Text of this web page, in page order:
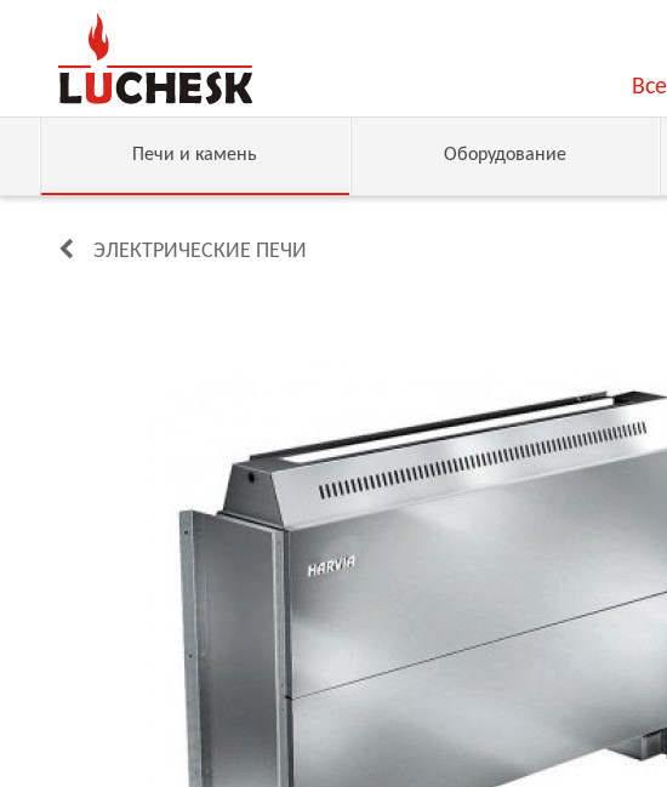
Печи и камень Оборудование
ЭЛЕКТРИЧЕСКИЕ ПЕЧИ